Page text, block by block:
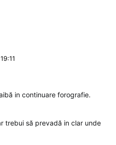
in continuare forografie.
trebui să prevadă in clar unde